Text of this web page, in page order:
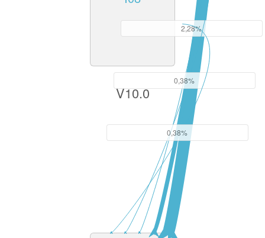
V10.0
2,28%
0,38%
0,38%